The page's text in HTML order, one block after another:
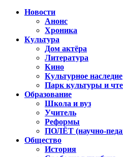
Новости
Анонс
Хроника
Культура
Дом актёра
Литература
Кино
Культурное наследие
Парк культуры и
Образование
Школа и вуз
Учитель
Реформы
ПОЛЁТ (научно-
Общество
История